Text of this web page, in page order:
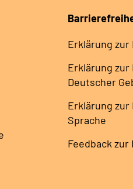
Erklärung
Erklärung
Deutscher
Erklärung
Sprache
Feedback